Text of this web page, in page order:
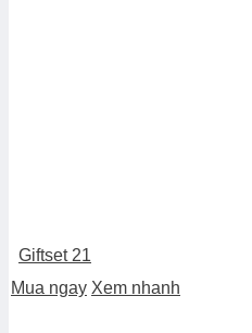
Giftset 21
Mua ngay Xem nhanh